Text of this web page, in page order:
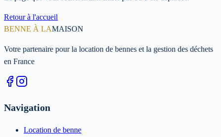
Retour à l'accueil
BENNE À LAMAISON
Votre partenaire pour la location de bennes et la gestion des déchets
en France
Navigation
Location de benne